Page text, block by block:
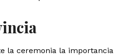
la ceremonia la importancia